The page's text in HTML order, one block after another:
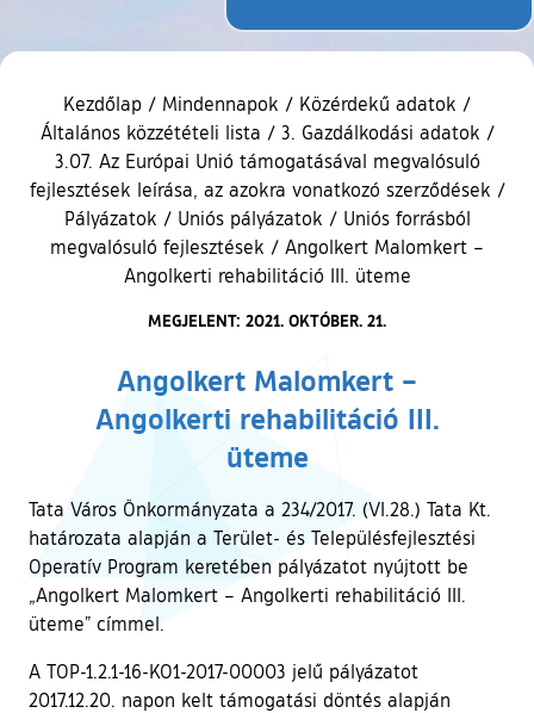
Kezdőlap / Mindennapok / Közérdekű adatok /
Általános közzétételi lista / 3. Gazdálkodási adatok /
3.07. Az Európai Unió támogatásával megvalósuló
fejlesztések leírása, az azokra vonatkozó szerződések /
Pályázatok / Uniós pályázatok / Uniós forrásból
megvalósuló fejlesztések / Angolkert Malomkert –
Angolkerti rehabilitáció III. üteme
MEGJELENT: 2021. OKTÓBER. 21.
Angolkert Malomkert –
Angolkerti rehabilitáció III.
üteme
Tata Város Önkormányzata a 234/2017. (VI.28.) Tata Kt.
határozata alapján a Terület- és Településfejlesztési
Operatív Program keretében pályázatot nyújtott be
„Angolkert Malomkert – Angolkerti rehabilitáció III.
üteme” címmel.
A TOP-1.2.1-16-KO1-2017-00003 jelű pályázatot
2017.12.20. napon kelt támogatási döntés alapján